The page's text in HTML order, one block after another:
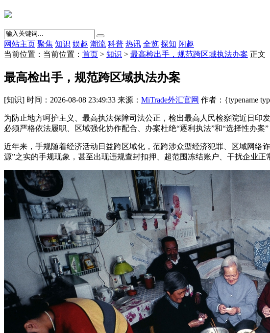
网站主页 聚焦 知识 娱趣 潮流 科普 热讯 全览 探知 闲趣
当前位置：当前位置： 首页 > 知识 > 最高检出手，规范跨区域执法办案 正文
最高检出手，规范跨区域执法办案
[知识] 时间：2026-08-08 23:49:33 来源： MiTrade外汇官网 作者：{typename
为防止地方呵护主义、最高执法保障司法公正，检出最高人民检察院近日印
必须严格依法履职、区域强化协作配合、办案杜绝“逐利执法”和“选择性办
近年来，手规随着经济活动日益跨区域化，范跨涉众型经济犯罪、区域网络
源”之实的手规现象，甚至出现违规查封扣押、超范围冻结账户、干扰企业